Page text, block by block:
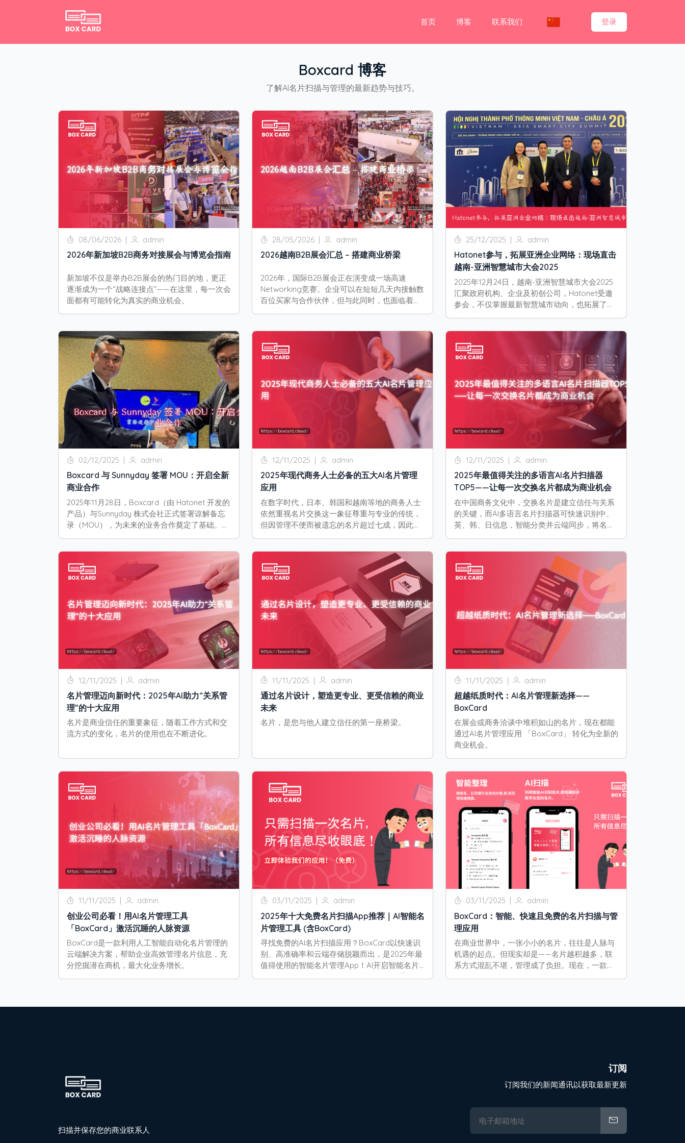
首页 博客 联系我们 登录
Boxcard 博客
了解AI名片扫描与管理的最新趋势与技巧。
08/06/2026 | admin
2026年新加坡B2B商务对接展会与博览会指南
新加坡不仅是举办B2B展会的热门目的地，更正
逐渐成为一个“战略连接点”——在这里，每一次会
面都有可能转化为真实的商业机会。
28/05/2026 | admin
2026越南B2B展会汇总 – 搭建商业桥梁
2026年，国际B2B展会正在演变成一场高速
Networking竞赛。企业可以在短短几天内接触数
百位买家与合作伙伴，但与此同时，也面临着展
会结束后如何管理海量联系人数据的问题。
25/12/2025 | admin
Hatonet参与，拓展亚洲企业网络：现场直击
越南-亚洲智慧城市大会2025
2025年12月24日，越南-亚洲智慧城市大会2025
汇聚政府机构、企业及初创公司，Hatonet受邀
参会，不仅掌握最新智慧城市动向，也拓展了亚
洲企业网络，并促成多项合作机会。
02/12/2025 | admin
Boxcard 与 Sunnyday 签署 MOU：开启全新
商业合作
2025年11月28日，Boxcard（由 Hatonet 开发的
产品）与Sunnyday 株式会社正式签署谅解备忘
录（MOU），为未来的业务合作奠定了基础。此
次合作显示，双方在各自领域的战略方向逐渐趋
12/11/2025 | admin
2025年现代商务人士必备的五大AI名片管理
应用
在数字时代，日本、韩国和越南等地的商务人士
依然重视名片交换这一象征尊重与专业的传统，
但因管理不便而被遗忘的名片超过七成，因此借
助AI OCR技术实现名片数字化已成必然趋势。
12/11/2025 | admin
2025年最值得关注的多语言AI名片扫描器
TOP5——让每一次交换名片都成为商业机会
在中国商务文化中，交换名片是建立信任与关系
的关键，而AI多语言名片扫描器可快速识别中、
英、韩、日信息，智能分类并云端同步，将名片
堆转为数据资产，本文推荐2025年五款必备工
12/11/2025 | admin
名片管理迈向新时代：2025年AI助力“关系管
理”的十大应用
名片是商业信任的重要象征，随着工作方式和交
流方式的变化，名片的使用也在不断进化。
11/11/2025 | admin
通过名片设计，塑造更专业、更受信赖的商业
未来
名片，是您与他人建立信任的第一座桥梁。
11/11/2025 | admin
超越纸质时代：AI名片管理新选择——
BoxCard
在展会或商务洽谈中堆积如山的名片，现在都能
通过AI名片管理应用 「BoxCard」 转化为全新的
商业机会。
11/11/2025 admin
创业公司必看！用AI名片管理工具
「BoxCard」激活沉睡的人脉资源
BoxCard是一款利用人工智能自动化名片管理的
云端解决方案，帮助企业高效管理名片信息，充
分挖掘潜在商机，最大化业务增长。
03/11/2025 admin
2025年十大免费名片扫描App推荐｜AI智能名
片管理工具 (含BoxCard)
寻找免费的AI名片扫描应用？BoxCard以快速识
别、高准确率和云端存储脱颖而出，是2025年最
值得使用的智能名片管理App！AI开启智能名片
管理新时代在商业世界中，名片依然是沟通的桥
欢迎的十大免费名片扫描应用排行榜。
03/11/2025 admin
BoxCard：智能、快速且免费的名片扫描与管
理应用
在商业世界中，一张小小的名片，往往是人脉与
机遇的起点。但现实却是——名片越积越多，联
系方式混乱不堪，管理成了负担。现在，一款由
人工智能驱动的全新应用 「BoxCard」 正式登
扫描并保存您的商业联系人
订阅
订阅我们的新闻通讯以获取最新更新